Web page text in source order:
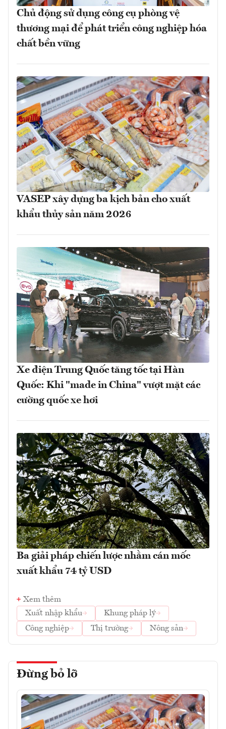
Chủ động sử dụng công cụ phòng vệ
thương mại để phát triển công nghiệp hóa
chất bền vững
VASEP xây dựng ba kịch bản cho xuất
khẩu thủy sản năm 2026
Xe điện Trung Quốc tăng tốc tại Hàn
Quốc: Khi "made in China" vượt mặt các
cường quốc xe hơi
Ba giải pháp chiến lược nhằm cán mốc
xuất khẩu 74 tỷ USD
Xem thêm
Xuất nhập khẩu
Khung pháp lý
Công nghiệp
Thị trường Nông sản
Đừng bỏ lỡ